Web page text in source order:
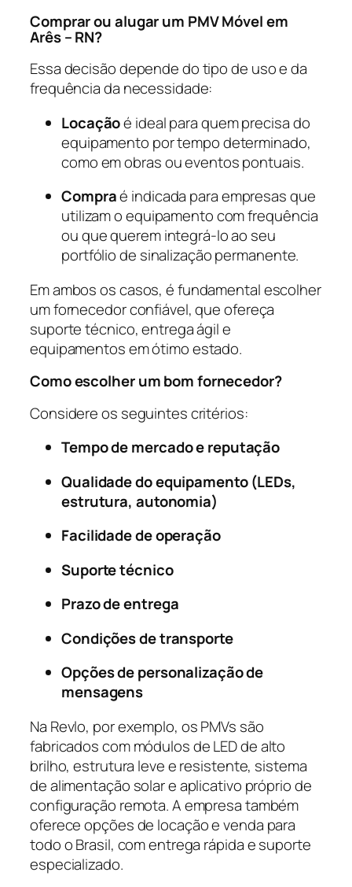
Comprar ou alugar um PMV Móvel em
Arês – RN?
Essa decisão depende do tipo de uso e da
frequência da necessidade:
Locaçãoé ideal para quem precisa do
equipamento por tempo determinado,
como em obras ou eventos pontuais.
Compraé indicada para empresas que
utilizam o equipamento com frequência
ou que querem integrá-lo ao seu
portfólio de sinalização permanente.
Em ambos os casos, é fundamental escolher
um fornecedor confiável, que ofereça
suporte técnico, entrega ágil e
equipamentos em ótimo estado.
Como escolher um bom fornecedor?
Considere os seguintes critérios:
Tempo de mercado e reputação
Qualidade do equipamento (LEDs,
estrutura, autonomia)
Facilidade de operação
Suporte técnico
Prazo de entrega
Condições de transporte
Opções de personalização de
mensagens
Na Revlo, por exemplo, os PMVs são
fabricados com módulos de LED de alto
brilho, estrutura leve e resistente, sistema
de alimentação solar e aplicativo próprio de
configuração remota. A empresa também
oferece opções de locação e venda para
todo o Brasil, com entrega rápida e suporte
especializado.